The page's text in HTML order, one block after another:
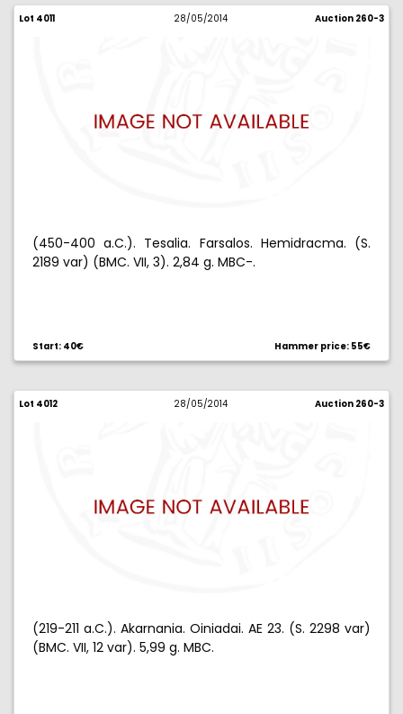
Lot 4011 28/05/2014 Auction 260-3
(450-400 a.C.). Tesalia. Farsalos. Hemidracma. (S.
2189 var) (BMC. VII, 3). 2,84 g. MBC-.
Start: 40€ Hammer price: 55€
Lot 4012 28/05/2014 Auction 260-3
(219-211 a.C.). Akarnania. Oiniadai. AE 23. (S. 2298 var)
(BMC. VII, 12 var). 5,99 g. MBC.